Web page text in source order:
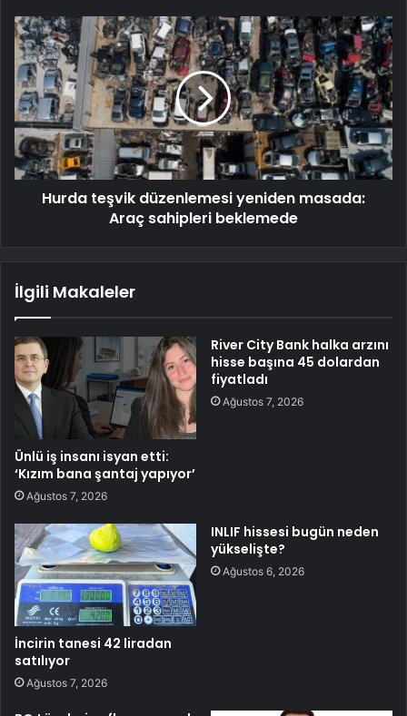
Hurda teşvik düzenlemesi yeniden masada:
Araç sahipleri beklemede
İlgili Makaleler
Ünlü iş insanı isyan etti:
‘Kızım bana şantaj yapıyor’
Ağustos 7, 2026
River City Bank halka arzını
hisse başına 45 dolardan
fiyatladı
Ağustos 7, 2026
İncirin tanesi 42 liradan
satılıyor
Ağustos 7, 2026
INLIF hissesi bugün neden
yükselişte?
Ağustos 6, 2026